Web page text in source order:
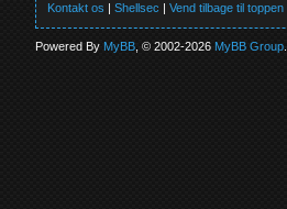
Kontakt os |Shellsec |Vend tilbage til toppen
Powered ByMyBB , © 2002-2026MyBB Group